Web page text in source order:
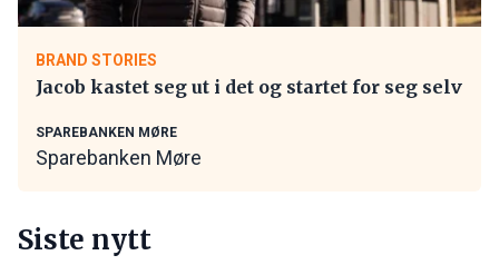
BRAND STORIES
Jacob kastet seg ut i det og startet for seg selv
SPAREBANKEN MØRE
Sparebanken Møre
Siste nytt